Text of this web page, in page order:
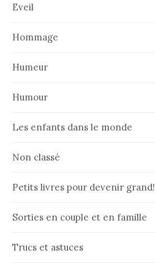
Eveil
Hommage
Humeur
Humour
Les enfants dans le monde
Non classé
Petits livres pour devenir grand!
Sorties en couple et en famille
Trucs et astuces